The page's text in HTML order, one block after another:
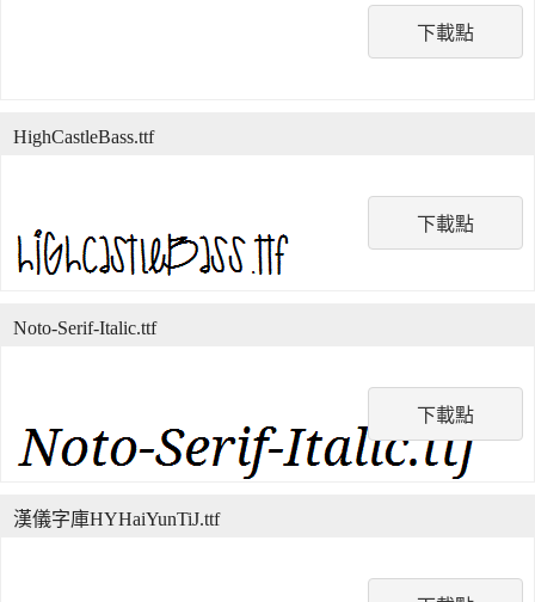
下載點
下載點
HighCastleBass.ttf
下載點
Noto-Serif-Italic.ttf
漢儀字庫HYHaiYunTiJ.ttf